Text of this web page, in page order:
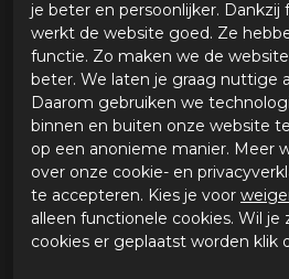
Furygan 6430-1 Jack London Evo 2 Black S
€ 289,95 € 200,00 €
- 41% -
je beter en persoonlijker.
werkt de website goed. Ze
functie. Zo maken we de
beter. We laten je graag nuttige
Daarom gebruiken we
binnen en buiten onze website
op een anonieme manier. Meer
over onze cookie- en
te accepteren. Kies je voor
alleen functionele cookies. Wil je
cookies er geplaatst worden klik